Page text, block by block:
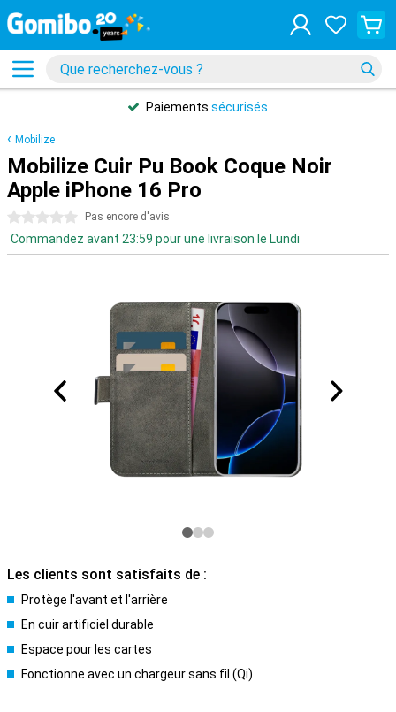
Paiements sécurisés
Mobilize
Mobilize Cuir Pu Book Coque Noir
Apple iPhone 16 Pro
0 étoiles Pas encore d'avis
Commandez avant 23:59 pour une livraison le Lundi
Les clients sont satisfaits de :
Protège l'avant et l'arrière
En cuir artificiel durable
Espace pour les cartes
Fonctionne avec un chargeur sans fil (Qi)